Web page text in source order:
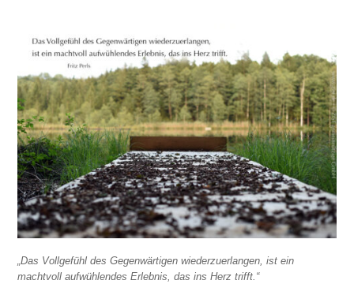
„Das Vollgefühl des Gegenwärtigen wiederzuerlangen, ist ein
machtvoll aufwühlendes Erlebnis, das ins Herz trifft.“